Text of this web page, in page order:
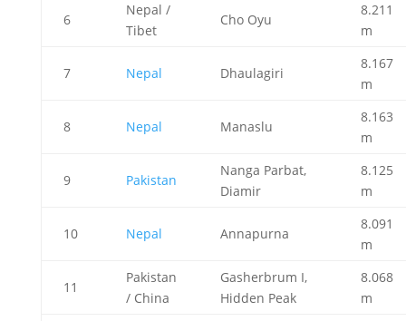
6
Nepal /
Tibet
Cho Oyu
8.211
m
7 Nepal Dhaulagiri
8.167
m
8 Nepal Manaslu
8.163
m
9 Pakistan
Nanga Parbat,
Diamir
8.125
m
10 Nepal Annapurna
8.091
m
11
Pakistan
/ China
Gasherbrum I,
Hidden Peak
8.068
m